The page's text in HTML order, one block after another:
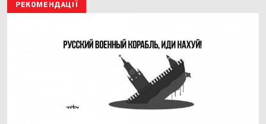
РЕКОМЕНДАЦІЇ